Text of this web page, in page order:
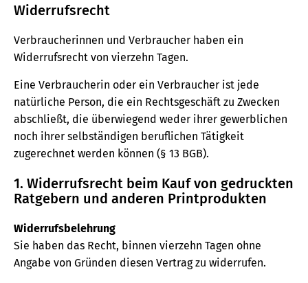
Widerrufsrecht
Verbraucherinnen und Verbraucher haben ein
Widerrufsrecht von vierzehn Tagen.
Eine Verbraucherin oder ein Verbraucher ist jede
natürliche Person, die ein Rechtsgeschäft zu Zwecken
abschließt, die überwiegend weder ihrer gewerblichen
noch ihrer selbständigen beruflichen Tätigkeit
zugerechnet werden können (§ 13 BGB).
1. Widerrufsrecht beim Kauf von gedruckten
Ratgebern und anderen Printprodukten
Widerrufsbelehrung
Sie haben das Recht, binnen vierzehn Tagen ohne
Angabe von Gründen diesen Vertrag zu widerrufen.